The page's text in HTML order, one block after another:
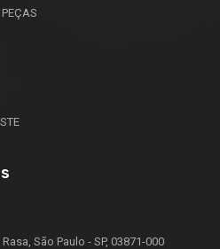
São Paulo - SP, 03871-000